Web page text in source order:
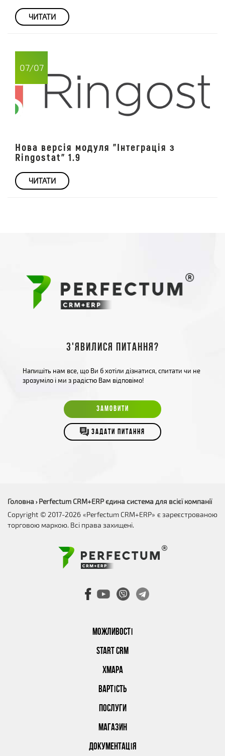
ЧИТАТИ
07/07
Нова версія модуля "Інтеграція з
Ringostat" 1.9
ЧИТАТИ
З'явилися питання?
Напишіть нам все, що Ви б хотіли дізнатися, спитати чи не
зрозуміло і ми з радістю Вам відповімо!
ЗАМОВИТИ
ЗАДАТИ ПИТАННЯ
МОЖЛИВОСТІ
START CRM
ХМАРА
ВАРТІСТЬ
ПОСЛУГИ
МАГАЗИН
ДОКУМЕНТАЦІЯ
Головна › Perfectum CRM+ERP єдина система для всієї компанії
Copyright © 2017-2026 «Perfectum CRM+ERP» є зареєстрованою
торговою маркою. Всі права захищені.